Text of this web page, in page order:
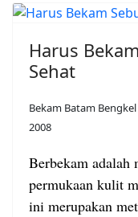
Harus
Sehat
Bekam Batam
2008
Berbekam adalah
permukaan kulit
ini merupakan